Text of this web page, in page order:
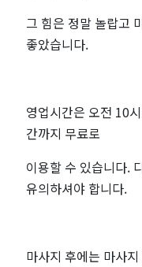
그 힘은 정말 놀랍고
좋았습니다.
영업시간은 오전 10
간까지 무료로
이용할 수 있습니다.
유의하셔야 합니다.
마사지 후에는 마사